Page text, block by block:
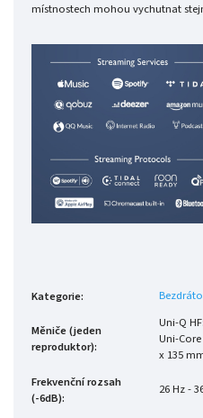
místnostech mohou vychutnat
Kategorie:
Měniče (jeden
reproduktor):
Uni-Q
Uni-
x 135
Frekvenční rozsah
(-6dB):
26 Hz -